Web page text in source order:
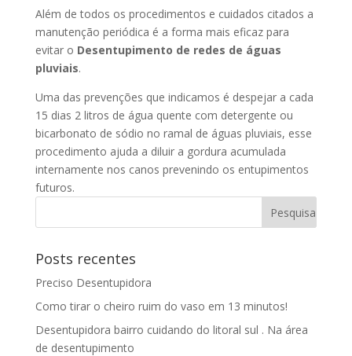
Além de todos os procedimentos e cuidados citados a
manutenção periódica é a forma mais eficaz para
evitar o Desentupimento de redes de águas
pluviais.
Uma das prevenções que indicamos é despejar a cada
15 dias 2 litros de água quente com detergente ou
bicarbonato de sódio no ramal de águas pluviais, esse
procedimento ajuda a diluir a gordura acumulada
internamente nos canos prevenindo os entupimentos
futuros.
Posts recentes
Preciso Desentupidora
Como tirar o cheiro ruim do vaso em 13 minutos!
Desentupidora bairro cuidando do litoral sul . Na área
de desentupimento